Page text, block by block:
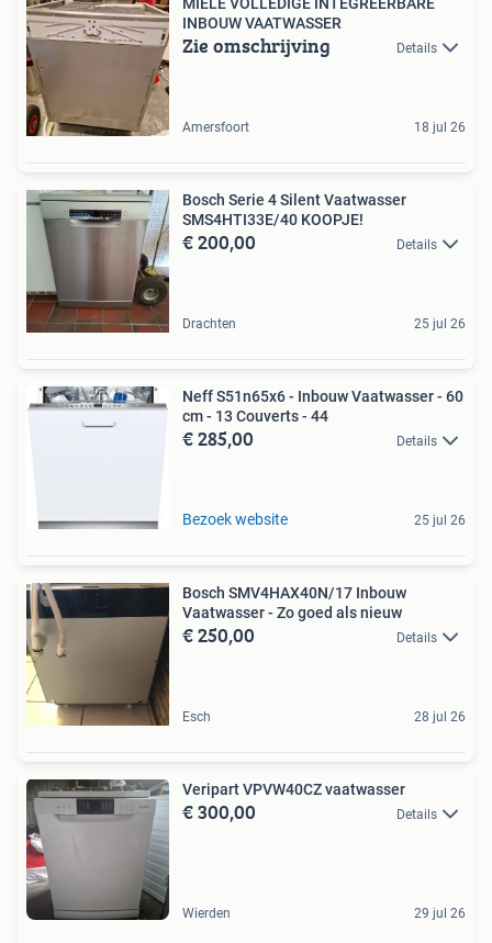
INBOUW VAATWASSER
Zie omschrijving Details
Amersfoort 18 jul 26
Bosch Serie 4 Silent Vaatwasser
SMS4HTI33E/40 KOOPJE!
€ 200,00 Details
Drachten 25 jul 26
Neff S51n65x6 - Inbouw Vaatwasser - 60
cm - 13 Couverts - 44
€ 285,00 Details
Bezoek website 25 jul 26
Bosch SMV4HAX40N/17 Inbouw
Vaatwasser - Zo goed als nieuw
€ 250,00 Details
Esch 28 jul 26
Veripart VPVW40CZ vaatwasser
€ 300,00 Details
Wierden 29 jul 26